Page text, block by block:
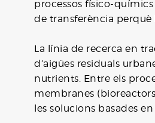
processos físico-
de transferència
La línia de recerca en
d’aigües residuals
nutrients. Entre els
membranes
les solucions basades